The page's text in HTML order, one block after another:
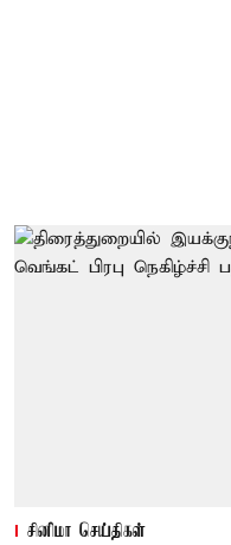
சினிமா செய்திகள்